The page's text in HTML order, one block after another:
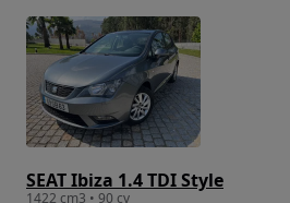
SEAT Ibiza 1.4 TDI Style
1422 cm3 • 90 cv